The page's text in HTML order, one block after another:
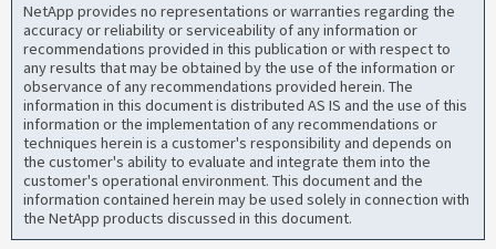
NetApp provides no representations or warranties regarding the
accuracy or reliability or serviceability of any information or
recommendations provided in this publication or with respect to
any results that may be obtained by the use of the information or
observance of any recommendations provided herein. The
information in this document is distributed AS IS and the use of this
information or the implementation of any recommendations or
techniques herein is a customer's responsibility and depends on
the customer's ability to evaluate and integrate them into the
customer's operational environment. This document and the
information contained herein may be used solely in connection with
the NetApp products discussed in this document.